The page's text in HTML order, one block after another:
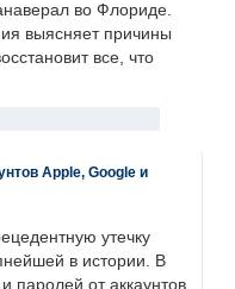
во Флориде.
выясняет причины
все, что
Apple, Google и
утечку
в истории. В
паролей от аккаунтов